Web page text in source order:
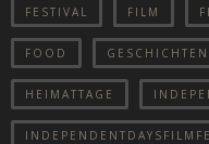
FESTIVAL FILM
FOOD GESCHICHTEN
HEIMATTAGE